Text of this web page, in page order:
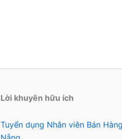
Lời khuyên hữu ích
Tuyển dụng Nhân viên Bán